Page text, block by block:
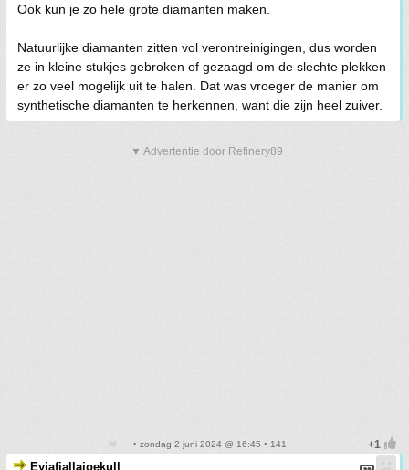
Ook kun je zo hele grote diamanten maken.
Natuurlijke diamanten zitten vol verontreinigingen, dus worden
ze in kleine stukjes gebroken of gezaagd om de slechte plekken
er zo veel mogelijk uit te halen. Dat was vroeger de manier om
synthetische diamanten te herkennen, want die zijn heel zuiver.
▼ Advertentie door Refinery89
• zondag 2 juni 2024 @ 16:45 • 141
Eyjafjallajoekull